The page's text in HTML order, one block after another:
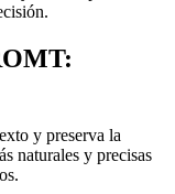
y preserva la
naturales y precisas